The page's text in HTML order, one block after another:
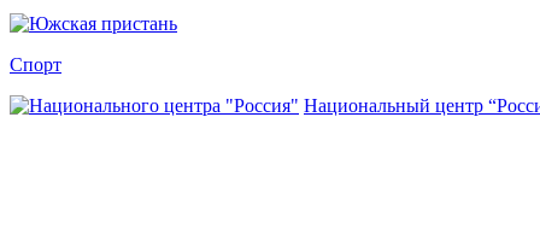
Спорт
Национальный центр